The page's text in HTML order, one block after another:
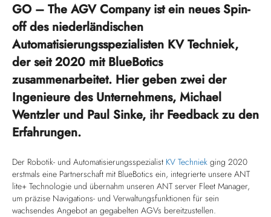
GO – The AGV Company ist ein neues Spin-
off des niederländischen
Automatisierungsspezialisten KV Techniek,
der seit 2020 mit BlueBotics
zusammenarbeitet. Hier geben zwei der
Ingenieure des Unternehmens, Michael
Wentzler und Paul Sinke, ihr Feedback zu den
Erfahrungen.
Der Robotik- und Automatisierungsspezialist KV Techniek ging 2020
erstmals eine Partnerschaft mit BlueBotics ein, integrierte unsere ANT
lite+ Technologie und übernahm unseren ANT server Fleet Manager,
um präzise Navigations- und Verwaltungsfunktionen für sein
wachsendes Angebot an gegabelten AGVs bereitzustellen.